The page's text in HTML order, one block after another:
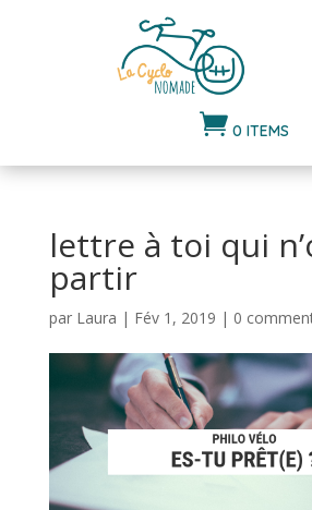
 0 ITEMS
lettre à toi qui
partir
par Laura | Fév 1, 2019 | 0